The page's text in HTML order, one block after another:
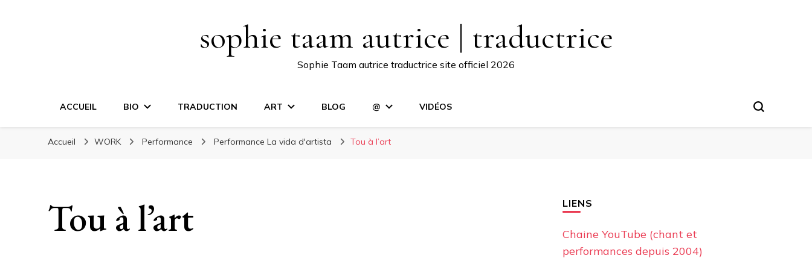
sophie taam autrice | traductrice
Sophie Taam autrice traductrice site officiel 2026
ACCUEIL BIO TRADUCTION ART BLOG @ VIDÉOS
Accueil WORK Performance Performance La vida d'artista Tou à l’art
Tou à l’art LIENS
Chaine YouTube (chant et
performances depuis 2004)